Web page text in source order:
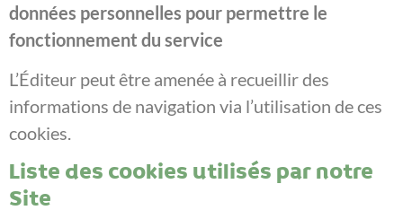
données personnelles pour permettre le
fonctionnement du service
L’Éditeur peut être amenée à recueillir des
informations de navigation via l’utilisation de ces
cookies.
Liste des cookies utilisés par notre
Site